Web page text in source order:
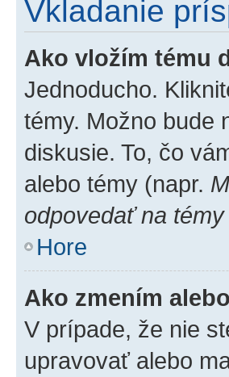
Vkladanie
Ako vložím tému
Jednoducho.
témy. Možno bude
diskusie. To, čo
alebo témy (napr.
odpovedať na
Hore
Ako zmením
V prípade, že nie
upravovať alebo